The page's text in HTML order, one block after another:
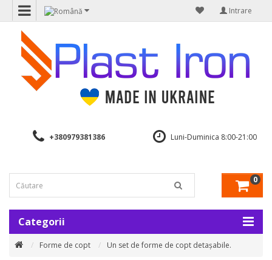
Intrare
+380979381386 Luni-Duminica 8:00-21:00
0
Categorii
Forme de copt Un set de forme de copt detașabile.